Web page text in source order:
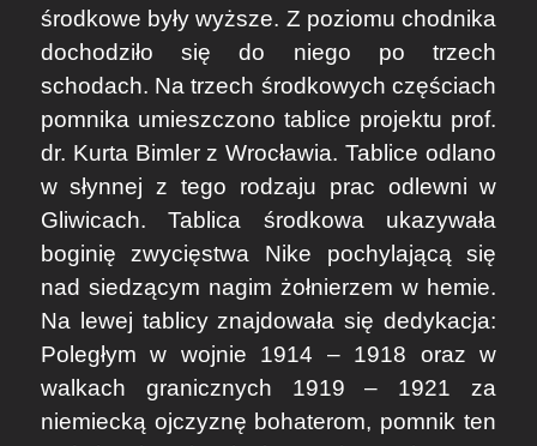
środkowe były wyższe. Z poziomu chodnika
dochodziło się do niego po trzech
schodach. Na trzech środkowych częściach
pomnika umieszczono tablice projektu prof.
dr. Kurta Bimler z Wrocławia. Tablice odlano
w słynnej z tego rodzaju prac odlewni w
Gliwicach. Tablica środkowa ukazywała
boginię zwycięstwa Nike pochylającą się
nad siedzącym nagim żołnierzem w hemie.
Na lewej tablicy znajdowała się dedykacja:
Poległym w wojnie 1914 – 1918 oraz w
walkach granicznych 1919 – 1921 za
niemiecką ojczyznę bohaterom, pomnik ten